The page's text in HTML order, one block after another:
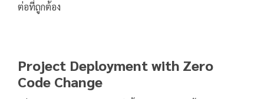
ต่อที่ถูกต้อง
Project Deployment with Zero
Code Change